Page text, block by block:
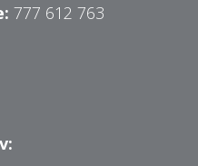
777 612 763